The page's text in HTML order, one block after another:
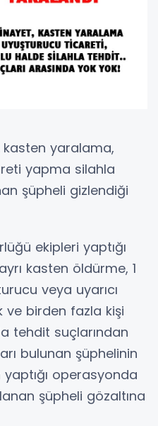
kasten yaralama,
yapma silahla
şüpheli gizlendiği
ekipleri yaptığı
kasten öldürme, 1
veya uyarıcı
birden fazla kişi
tehdit suçlarından
bulunan şüphelinin
operasyonda
şüpheli gözaltına